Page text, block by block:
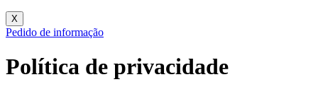
X
Pedido de informação
Política de privacidade